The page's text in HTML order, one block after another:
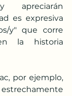
apreciarán
es expresiva
y" que corre
la historia
por ejemplo,